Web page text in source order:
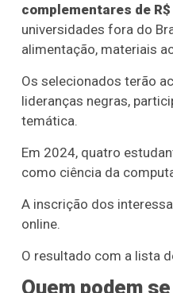
complementares de R$
universidades fora do
alimentação, materiais
Os selecionados terão
lideranças negras,
temática.
Em 2024, quatro
como ciência da
A inscrição dos
online.
O resultado com a lista
Quem podem